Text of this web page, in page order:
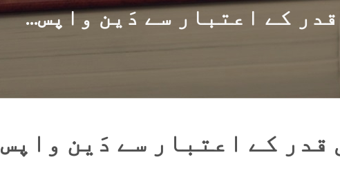
کے اعتبار سے دَین واپس...
قدر کے اعتبار سے دَین واپس